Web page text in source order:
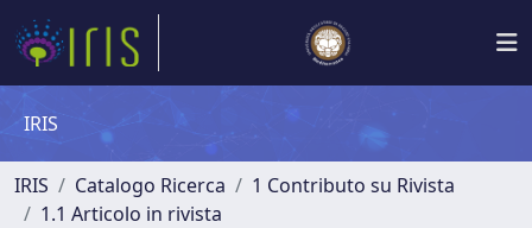
IRIS
IRIS Catalogo Ricerca
1 Contributo su Rivista
1.1 Articolo in rivista